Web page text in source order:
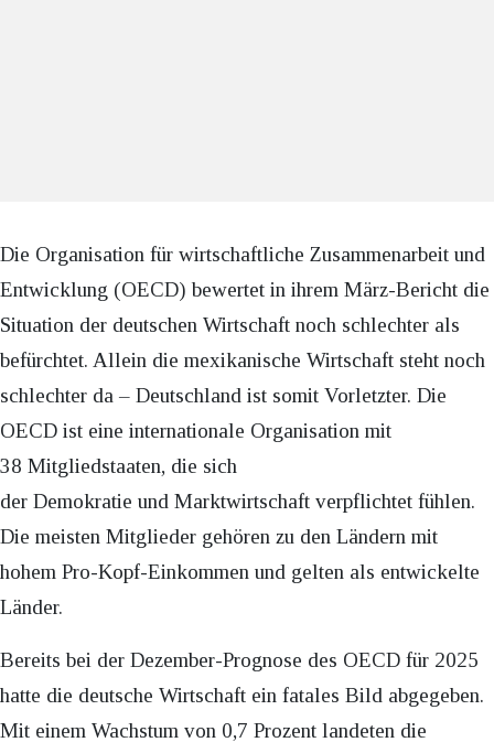
Die Organisation für wirtschaftliche Zusammenarbeit und
Entwicklung (OECD) bewertet in ihrem März-Bericht die
Situation der deutschen Wirtschaft noch schlechter als
befürchtet. Allein die mexikanische Wirtschaft steht noch
schlechter da – Deutschland ist somit Vorletzter. Die
OECD ist eine internationale Organisation mit
38 Mitgliedstaaten, die sich
der Demokratie und Marktwirtschaft verpflichtet fühlen.
Die meisten Mitglieder gehören zu den Ländern mit
hohem Pro-Kopf-Einkommen und gelten als entwickelte
Länder.
Bereits bei der Dezember-Prognose des OECD für 2025
hatte die deutsche Wirtschaft ein fatales Bild abgegeben.
Mit einem Wachstum von 0,7 Prozent landeten die